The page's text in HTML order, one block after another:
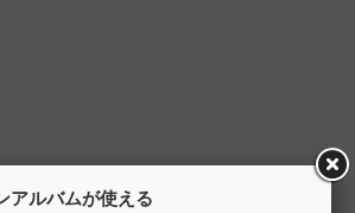
アルバムが使える